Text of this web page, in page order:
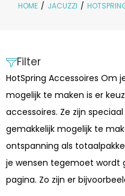
HOME / JACUZZI /
Filter
HotSpring Accessoires Om
mogelijk te maken is er
accessoires. Ze zijn
gemakkelijk mogelijk te
ontspanning als
je wensen tegemoet wordt
pagina. Zo zijn er